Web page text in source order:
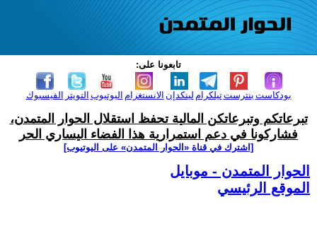
تابعونا على:
الفيسبوك التويتر اليوتيوب الانستغرام لينكدإن تيلكرامبنترست بودكاست
تبرعاتكم وتبرعاتكن المالية تحفظ استقلال الحوار المتمدن،
فشاركونا في دعم استمرارية هذا الفضاء اليساري الحر
[اشترك في قناة ‫«الحوار المتمدن» على اليوتيوب]
الحوار المتمدن - موبايل
الموقع الرئيسي